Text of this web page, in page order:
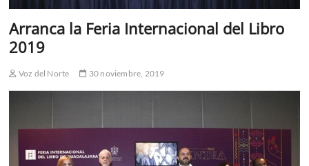
Arranca la Feria Internacional del Libro
2019
Voz del Norte 30 noviembre, 2019